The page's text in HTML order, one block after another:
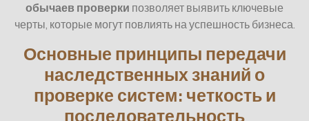
обычаев проверки позволяет выявить ключевые
черты, которые могут повлиять на успешность бизнеса.
Основные принципы передачи
наследственных знаний о
проверке систем: четкость и
последовательность